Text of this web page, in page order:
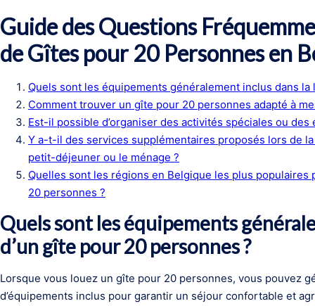
Guide des Questions
de Gîtes pour 20 Personnes en
Quels sont les équipements généralement inclus dans la
Comment trouver un gîte pour 20 personnes adapté à
Est-il possible d’organiser des activités spéciales ou
Y a-t-il des services supplémentaires proposés lors de
petit-déjeuner ou le ménage ?
Quelles sont les régions en Belgique les plus populaires
20 personnes ?
Quels sont les équipements
d’un gîte pour 20 personnes ?
Lorsque vous louez un gîte pour 20 personnes, vous pouvez
d’équipements inclus pour garantir un séjour confortable et